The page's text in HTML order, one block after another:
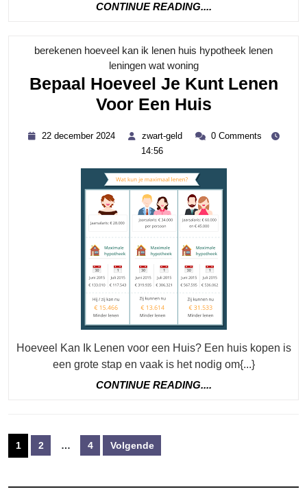
CONTINUE READING....CONTINUE
berekenen hoeveel kan ik lenen huis hypotheek lenen
leningen wat woningCategory
Bepaal Hoeveel Je Kunt Lenen
Voor Een HuisBepaal
Je
Kunt
Lenen
Voor
Een
Huis
22 december 2024
december
zwart-geld
zwart- 0 Comments
14:56
Hoeveel Kan Ik Lenen voor een Huis? Een huis kopen is
een grote stap en vaak is het nodig om{...}
CONTINUE READING....CONTINUE
Berichten
paginering
1 2 … 4 Volgende